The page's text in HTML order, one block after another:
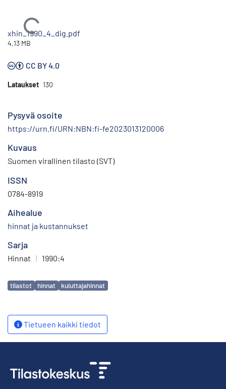
Ladataan...
xhin_1990_4_dig.pdf
4.13 MB
CC BY 4.0
Lataukset 130
Pysyvä osoite
https://urn.fi/URN:NBN:fi-fe2023013120006
Kuvaus
Suomen virallinen tilasto (SVT)
ISSN
0784-8919
Aihealue
hinnat ja kustannukset
Sarja
Hinnat | 1990:4
Avainsanat
tilastot hinnat kuluttajahinnat
Tietueen kaikki tiedot